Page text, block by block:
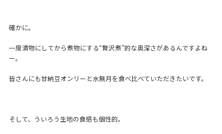
確かに。
一度漬物にしてから煮物にする“贅沢煮”的な奥深さがあるんですよね
ー。
皆さんにも甘納豆オンリーと水無月を食べ比べていただきたいです。
そして、ういろう生地の食感も個性的。